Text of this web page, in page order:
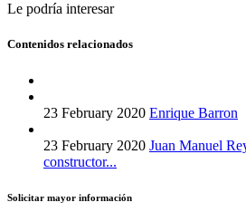
Le podría interesar
Contenidos relacionados
23 February 2020 Enrique Barron
23 February 2020 Juan Manuel
constructor...
Solicitar mayor información